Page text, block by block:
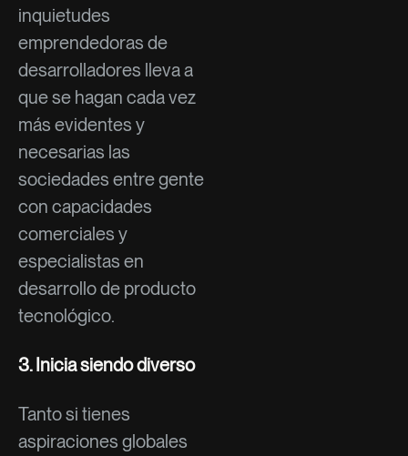
inquietudes
emprendedoras de
desarrolladores lleva a
que se hagan cada vez
más evidentes y
necesarias las
sociedades entre gente
con capacidades
comerciales y
especialistas en
desarrollo de producto
tecnológico.
3. Inicia siendo diverso
Tanto si tienes
aspiraciones globales